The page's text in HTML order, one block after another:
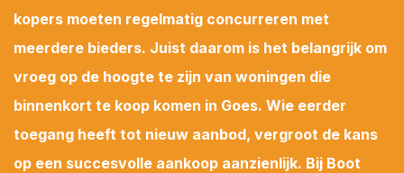
kopers moeten regelmatig concurreren met
meerdere bieders. Juist daarom is het belangrijk om
vroeg op de hoogte te zijn van woningen die
binnenkort te koop komen in Goes. Wie eerder
toegang heeft tot nieuw aanbod, vergroot de kans
op een succesvolle aankoop aanzienlijk. Bij Boot